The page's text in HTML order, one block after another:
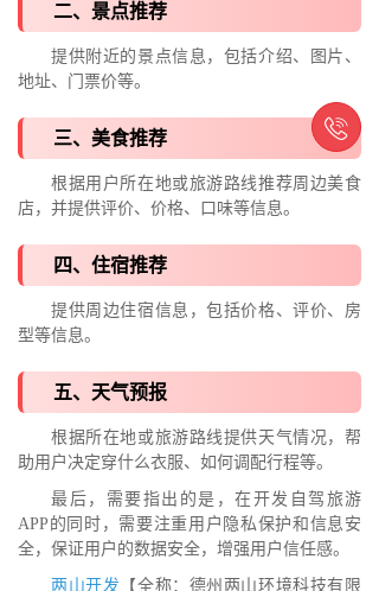
二、景点推荐
提供附近的景点信息，包括介绍、图片、
地址、门票价等。
三、美食推荐
根据用户所在地或旅游路线推荐周边美食
店，并提供评价、价格、口味等信息。
四、住宿推荐
提供周边住宿信息，包括价格、评价、房
型等信息。
五、天气预报
根据所在地或旅游路线提供天气情况，帮
助用户决定穿什么衣服、如何调配行程等。
最后，需要指出的是，在开发自驾旅游
APP的同时，需要注重用户隐私保护和信息安
全，保证用户的数据安全，增强用户信任感。
两山开发 【全称：德州两山环境科技有限
